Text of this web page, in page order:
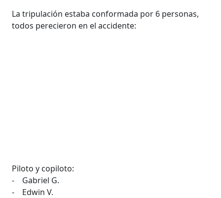
La tripulación estaba conformada por 6 personas,
todos perecieron en el accidente:
Piloto y copiloto:
- Gabriel G.
- Edwin V.